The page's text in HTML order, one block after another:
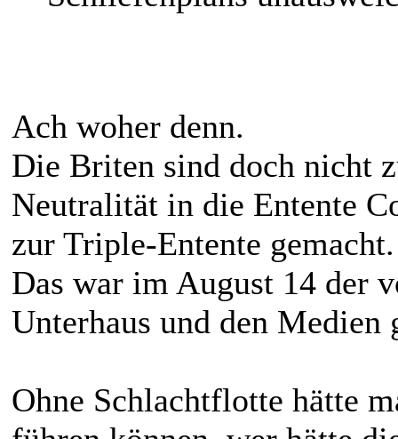
Ach woher denn.
Die Briten sind doch nicht
Neutralität in die Entente
zur Triple-Entente gemacht.
Das war im August 14 der
Unterhaus und den Medien
Ohne Schlachtflotte hätte